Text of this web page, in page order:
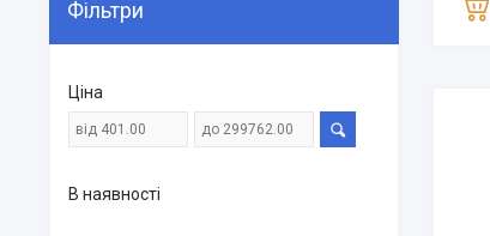
Фільтри
Ціна
В наявності